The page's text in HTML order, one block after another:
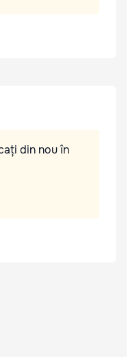
din nou în